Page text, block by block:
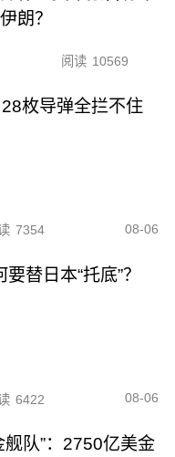
朗？
阅读 10569
枚导弹全拦不住
7354 08-06
替日本“托底”？
6422 08-06
舰队”：2750亿美金